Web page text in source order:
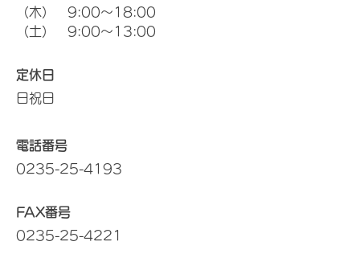
（木） 9:00～18:00
（土） 9:00～13:00
定休日
日祝日
電話番号
0235-25-4193
FAX番号
0235-25-4221